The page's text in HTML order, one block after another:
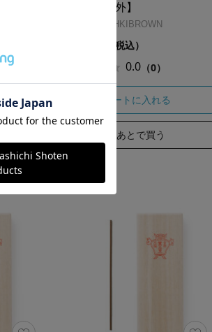
ルティ対象外】
PTN.A5 KAHKIBROWN
195,800円（税込）
0.0 （0）
カートに入れる
あとで買う